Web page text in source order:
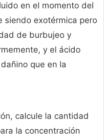
en el momento del
siendo exotérmica pero
de burbujeo y
y el ácido
que en la
calcule la cantidad
la concentración